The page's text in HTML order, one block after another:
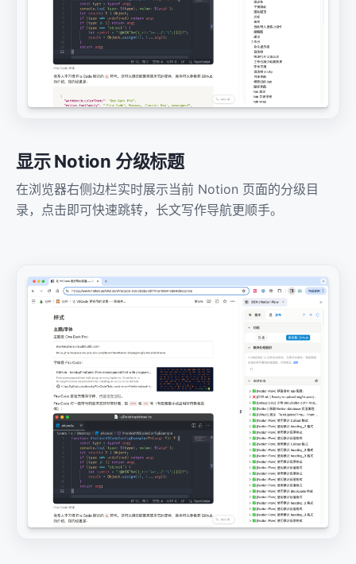
显示 Notion 分级标题
在浏览器右侧边栏实时展示当前 Notion 页面的分级目
录，点击即可快速跳转，长文写作导航更顺手。